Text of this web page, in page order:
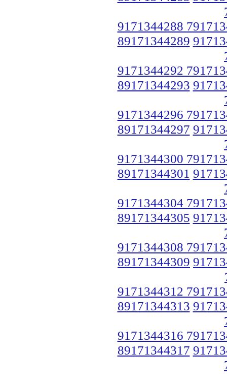
9171344288
89171344289
9171344292
89171344293
9171344296
89171344297
9171344300
89171344301
9171344304
89171344305
9171344308
89171344309
9171344312
89171344313
9171344316
89171344317